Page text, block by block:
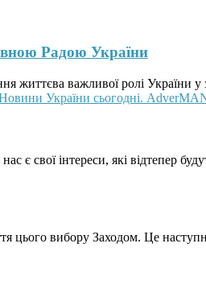
Радою України
важливої ролі України у
свої інтереси, які відтепер
цього вибору Заходом. Це